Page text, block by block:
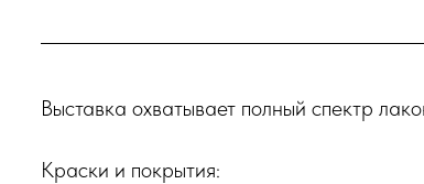
Выставка охватывает полный спектр
Краски и покрытия: